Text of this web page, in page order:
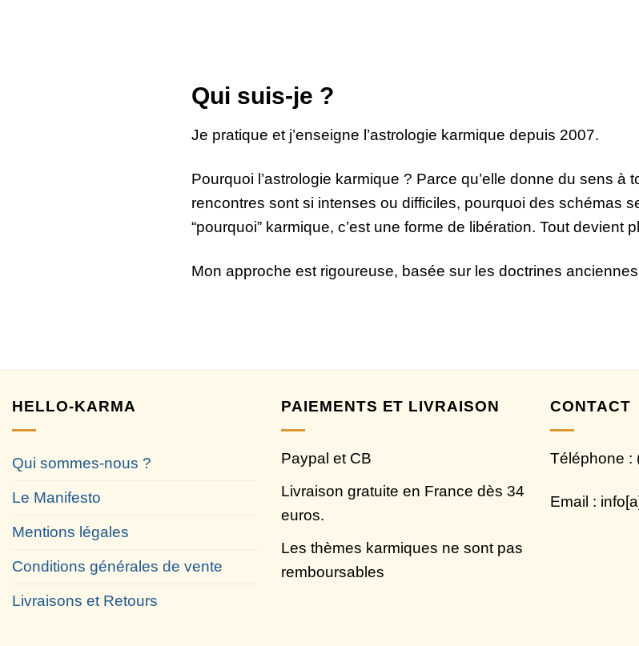
Qui suis-je ?
Je pratique et j’enseigne l’astrologie karmique depuis 2007.
Pourquoi l’astrologie karmique ? Parce qu’elle donne du sens
rencontres sont si intenses ou difficiles, pourquoi des schémas
“pourquoi” karmique, c’est une forme de libération. Tout devient
Mon approche est rigoureuse, basée sur les doctrines
HELLO-KARMA
Qui sommes-nous ?
Le Manifesto
Mentions légales
Conditions générales de vente
Livraisons et Retours
PAIEMENTS ET LIVRAISON
Paypal et CB
Livraison gratuite en France dès 34
euros.
Les thèmes karmiques ne sont pas
remboursables
CONTACT
Téléphone :
Email :